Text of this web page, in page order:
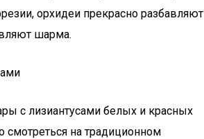
орхидеи прекрасно разбавляют
шарма.
с лизиантусами белых и красных
смотреться на традиционном